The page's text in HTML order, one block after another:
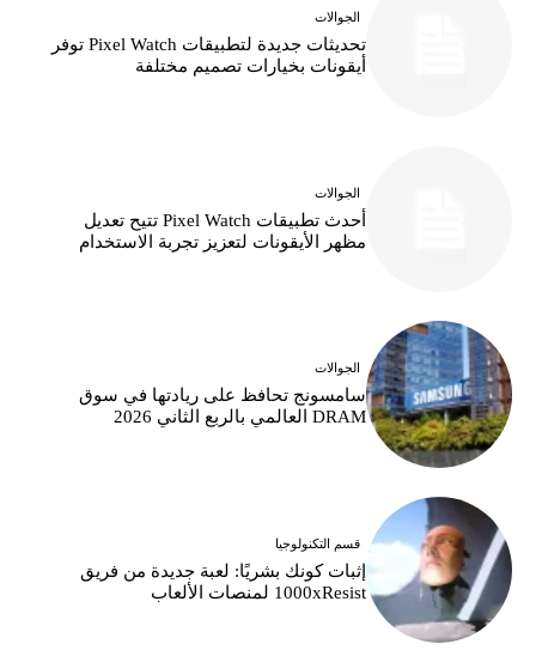
الجوالات
تحديثات جديدة لتطبيقات Pixel Watch توفر
أيقونات بخيارات تصميم مختلفة
الجوالات
أحدث تطبيقات Pixel Watch تتيح تعديل
مظهر الأيقونات لتعزيز تجربة الاستخدام
الجوالات
سامسونج تحافظ على ريادتها في سوق
DRAM العالمي بالربع الثاني 2026
قسم التكنولوجيا
إثبات كونك بشريًا: لعبة جديدة من فريق
1000xResist لمنصات الألعاب